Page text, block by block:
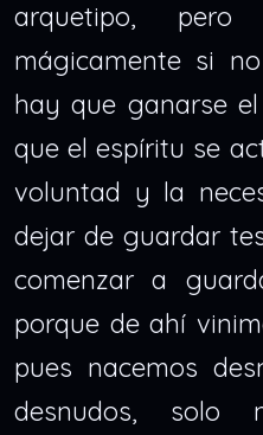
arquetipo,
mágicamente si
hay que ganarse
que el espíritu se
voluntad y la
dejar de guardar
comenzar a
porque de ahí
pues nacemos
desnudos, solo